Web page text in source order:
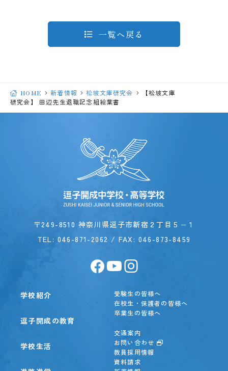
一覧へ戻る
HOME 新着情報 松坡文庫研究会
【松坡文庫
研究会】 田辺先生退職記念組絵葉書
〒249-8510 神奈川県逗子市新宿２丁目５−１
TEL: 046-871-2062 / FAX: 046-873-8459
受験生の皆様へ
在校生・保護者の皆様へ
卒業生の皆様へ
交通案内
お問い合わせ
教員採用情報
資料請求
学校紹介
逗子開成の教育
学校生活